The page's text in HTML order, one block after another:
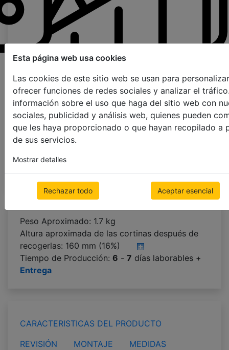
Esta página web usa cookies
Las cookies de este sitio web se usan para
ofrecer funciones de redes sociales y analizar el
información sobre el uso que haga del sitio web con
sociales, publicidad y análisis web, quienes pueden
que les haya proporcionado o que hayan recopilado a
de sus servicios.
Mostrar detalles
Rechazar todo Aceptar esencial
Página de pedido de muestras
Color De La Cinta
scalerilla de cuerda 38mm
25mm
Peso Aproximado: 1.7 kg
Altura aproximada de las cortinas después de
recogerlas: 160 mm (16%)
Tiempo de Producción: 6 - 7 días laborables +
Entrega
CARACTERISTICAS DEL PRODUCTO
REVISIÓN
MONTAJE
MEDIDAS